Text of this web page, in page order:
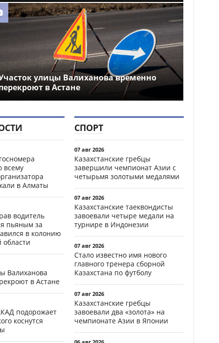
улицы Валиханова временно
в Астане
всему
в Алматы
водитель
пьяным за
в колонию
области
Валиханова
в Астане
подорожает
коснутся
СПОРТ
07 авг 2026
Казахстанские гребцы
завершили чемпионат Азии с
четырьмя золотыми медалями
07 авг 2026
Казахстанские таеквондисты
завоевали четыре медали на
турнире в Индонезии
07 авг 2026
Стало известно имя нового
главного тренера сборной
Казахстана по футболу
07 авг 2026
Казахстанские гребцы
завоевали два «золота» на
чемпионате Азии в Японии